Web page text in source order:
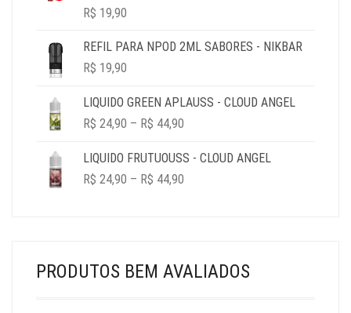
R$ 19,90
REFIL PARA NPOD 2ML SABORES - NIKBAR
R$ 19,90
LIQUIDO GREEN APLAUSS - CLOUD ANGEL
R$ 24,90 – R$ 44,90
R$ 24,90
LIQUIDO FRUTUOUSS - CLOUD ANGEL
R$ 24,90 – R$ 44,90
PRODUTOS BEM AVALIADOS